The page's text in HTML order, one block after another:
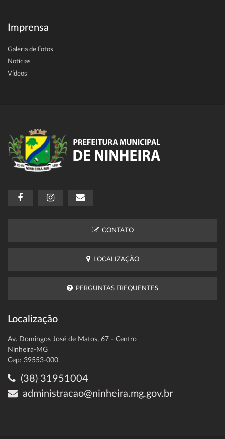
Imprensa
Galeria de Fotos
Notícias
Vídeos
CONTATO
LOCALIZAÇÃO
PERGUNTAS FREQUENTES
Localização
Av. Domingos José de Matos, 67 - Centro
Ninheira-MG
Cep: 39553-000
(38) 31951004
administracao@ninheira.mg.gov.br